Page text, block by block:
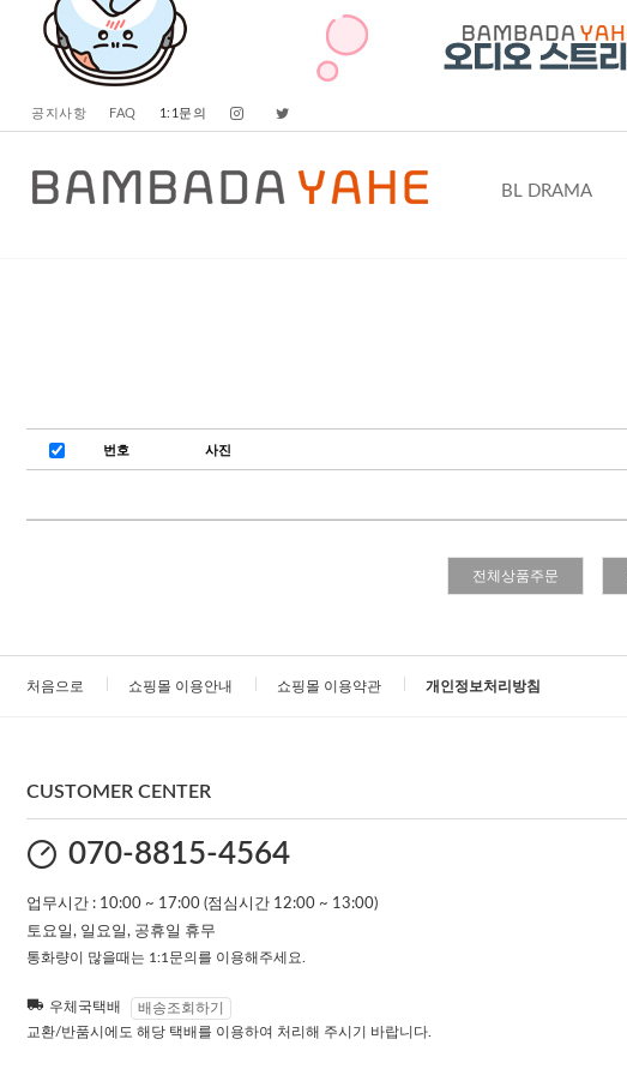
공지사항 FAQ 1:1문의
BL DRAMA
번호 사진
전체상품주문
처음으로 쇼핑몰 이용안내 쇼핑몰 이용약관 개인정보처리방침
CUSTOMER CENTER
070-8815-4564
업무시간 : 10:00 ~ 17:00 (점심시간 12:00 ~ 13:00)
토요일, 일요일, 공휴일 휴무
통화량이 많을때는 1:1문의를 이용해주세요.
우체국택배
배송조회하기
교환/반품시에도 해당 택배를 이용하여 처리해 주시기 바랍니다.